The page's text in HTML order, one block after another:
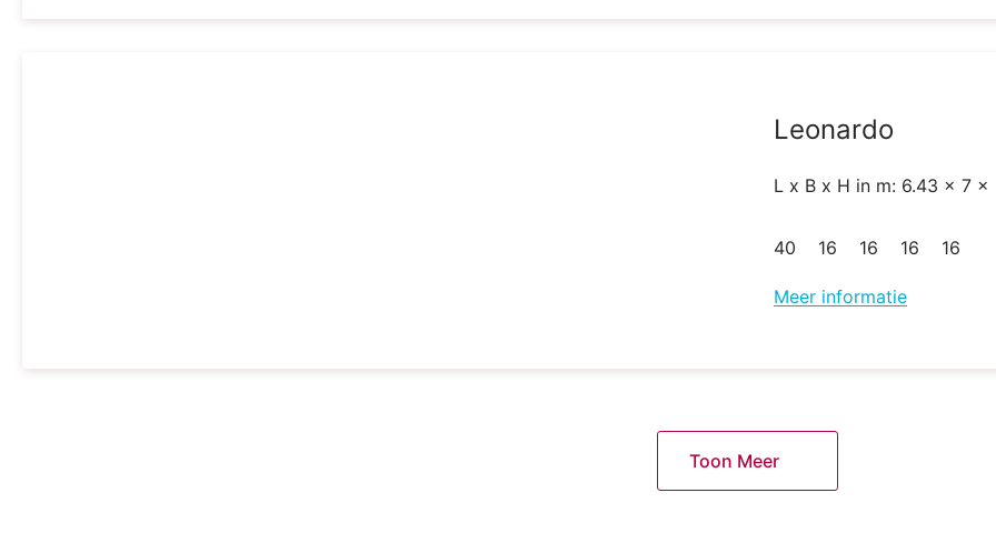
Leonardo
L x B x H in m: 6.43 x 7 x
40 16 16 16 16
Meer informatie
Toon Meer